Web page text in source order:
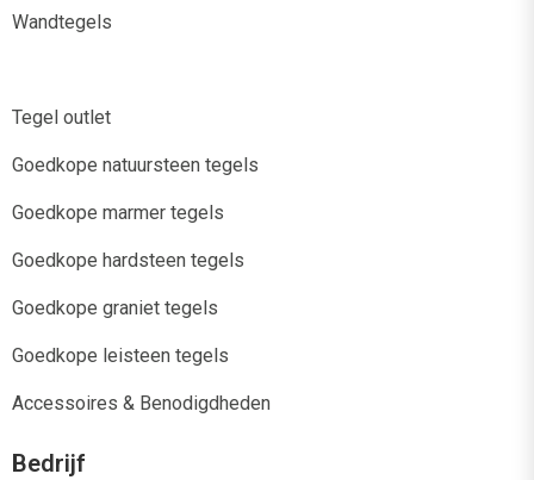
Wandtegels
Tegel outlet
Goedkope natuursteen tegels
Goedkope marmer tegels
Goedkope hardsteen tegels
Goedkope graniet tegels
Goedkope leisteen tegels
Accessoires & Benodigdheden
Bedrijf